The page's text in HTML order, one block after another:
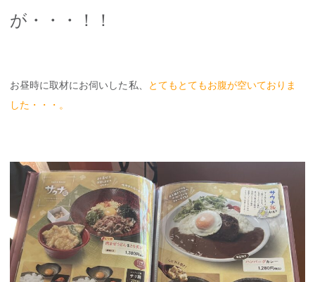
が・・・！！
お昼時に取材にお伺いした私、
とてもとてもお腹が空いておりま
した・・・。